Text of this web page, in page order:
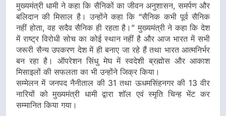
मुख्यमंत्री धामी ने कहा कि सैनिकों का जीवन अनुशासन, समर्पण और
बलिदान की मिसाल है। उन्होंने कहा कि “सैनिक कभी पूर्व सैनिक
नहीं होता, वह सदैव सैनिक ही रहता है।” मुख्यमंत्री ने कहा कि देश
में राष्ट्र विरोधी सोच का कोई स्थान नहीं है और आज भारत में सभी
जरूरी सैन्य उपकरण देश में ही बनाए जा रहे हैं तथा भारत आत्मनिर्भर
बन रहा है। ऑपरेशन सिंधु मेघ में स्वदेशी ब्रह्मोस और आकाश
मिसाइलों की सफलता का भी उन्होंने जिक्र किया।
सम्मेलन में जनपद नैनीताल की 31 तथा ऊधमसिंहनगर की 13 वीर
नारियों को मुख्यमंत्री धामी द्वारा शॉल एवं स्मृति चिन्ह भेंट कर
सम्मानित किया गया।